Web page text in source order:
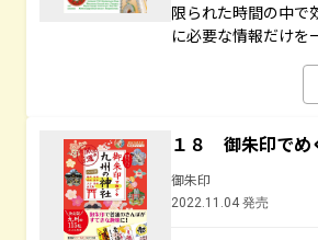
限られた時間の中で
に必要な情報だけを
１８ 御朱印で
御朱印
2022.11.04 発売